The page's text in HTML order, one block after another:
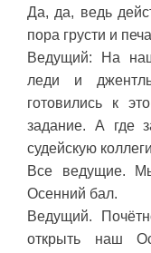
Да, да, ведь
пора грусти и
Ведущий: На
леди и
готовились к
задание. А где
судейскую
Все ведущие.
Осенний бал.
Ведущий.
открыть наш